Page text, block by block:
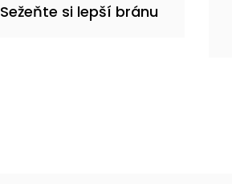
Sežeňte si lepší bránu